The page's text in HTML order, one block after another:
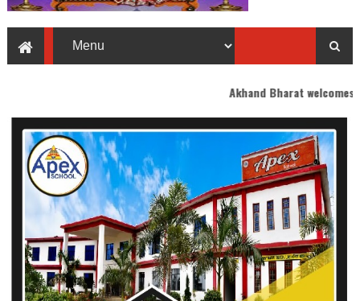
Akhand Bharat welcomes you